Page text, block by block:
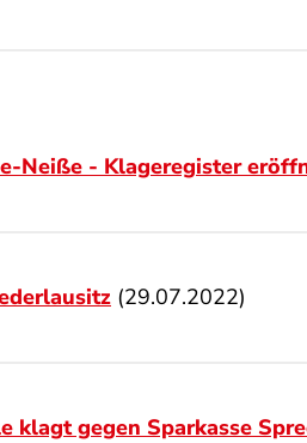
Neiße - Klageregister
(29.07.2022)
klagt gegen Sparkasse